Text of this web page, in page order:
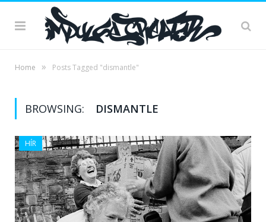
Home » Posts Tagged "dismantle"
BROWSING: DISMANTLE
HÍR